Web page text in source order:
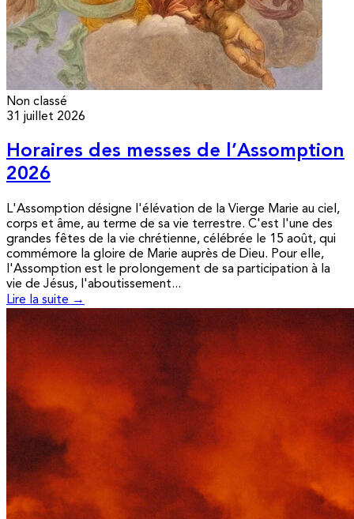
Non classé
31 juillet 2026
Horaires des messes de l’Assomption
2026
L'Assomption désigne l'élévation de la Vierge Marie au ciel,
corps et âme, au terme de sa vie terrestre. C'est l'une des
grandes fêtes de la vie chrétienne, célébrée le 15 août, qui
commémore la gloire de Marie auprès de Dieu. Pour elle,
l'Assomption est le prolongement de sa participation à la
vie de Jésus, l'aboutissement...
Lire la suite →